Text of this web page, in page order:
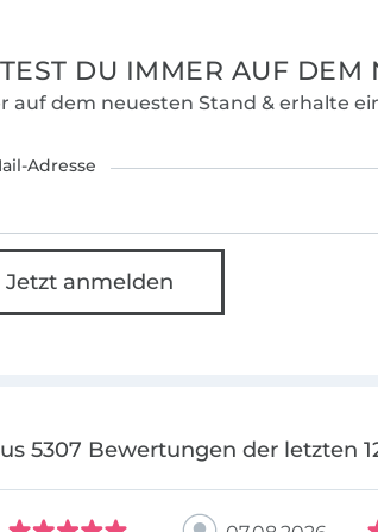
DU IMMER AUF DEM
auf dem neuesten Stand & erhalte
Adresse
Jetzt anmelden
5307 Bewertungen der letzten